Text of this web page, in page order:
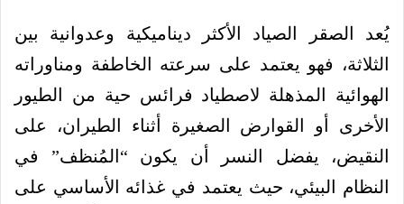
يُعد الصقر الصياد الأكثر ديناميكية وعدوانية بين
الثلاثة، فهو يعتمد على سرعته الخاطفة ومناوراته
الهوائية المذهلة لاصطياد فرائس حية من الطيور
الأخرى أو القوارض الصغيرة أثناء الطيران، على
النقيض، يفضل النسر أن يكون “المُنظف” في
النظام البيئي، حيث يعتمد في غذائه الأساسي على